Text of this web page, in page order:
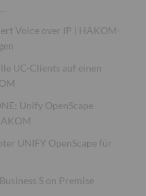
Voice over IP | HAKOM-
UC-Clients auf einen
Unify OpenScape
UNIFY OpenScape für
S on Premise